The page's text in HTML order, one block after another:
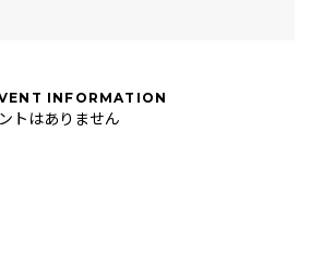
INFORMATION
トはありません